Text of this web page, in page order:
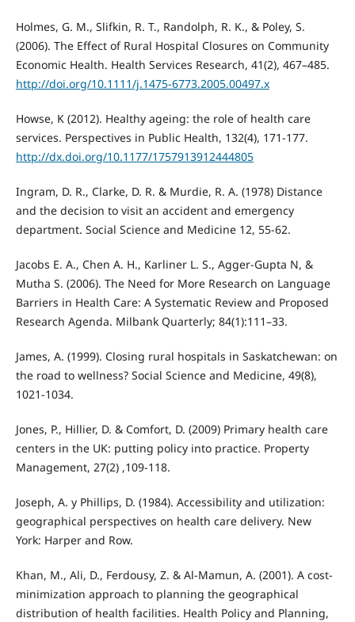
Holmes, G. M., Slifkin, R. T., Randolph, R. K., & Poley, S.
(2006). The Effect of Rural Hospital Closures on Community
Economic Health. Health Services Research, 41(2), 467–485.
http://doi.org/10.1111/j.1475-6773.2005.00497.x
Howse, K (2012). Healthy ageing: the role of health care
services. Perspectives in Public Health, 132(4), 171-177.
http://dx.doi.org/10.1177/1757913912444805
Ingram, D. R., Clarke, D. R. & Murdie, R. A. (1978) Distance
and the decision to visit an accident and emergency
department. Social Science and Medicine 12, 55-62.
Jacobs E. A., Chen A. H., Karliner L. S., Agger-Gupta N, &
Mutha S. (2006). The Need for More Research on Language
Barriers in Health Care: A Systematic Review and Proposed
Research Agenda. Milbank Quarterly; 84(1):111–33.
James, A. (1999). Closing rural hospitals in Saskatchewan: on
the road to wellness? Social Science and Medicine, 49(8),
1021-1034.
Jones, P., Hillier, D. & Comfort, D. (2009) Primary health care
centers in the UK: putting policy into practice. Property
Management, 27(2) ,109-118.
Joseph, A. y Phillips, D. (1984). Accessibility and utilization:
geographical perspectives on health care delivery. New
York: Harper and Row.
Khan, M., Ali, D., Ferdousy, Z. & Al-Mamun, A. (2001). A cost-
minimization approach to planning the geographical
distribution of health facilities. Health Policy and Planning,